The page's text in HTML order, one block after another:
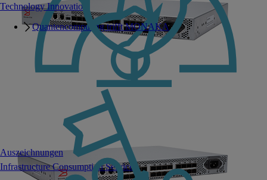
Infrastructure Consumption Services
Technology Innovation
Quantencomputing trifft MONAKA
Auszeichnungen